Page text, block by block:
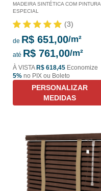
MADEIRA SINTÉTICA COM PINTURA
ESPECIAL
(3)
de R$ 651,00
até R$ 761,00
À VISTAR$ 618,45 Economize
5% no PIX ou Boleto
PERSONALIZAR
MEDIDAS